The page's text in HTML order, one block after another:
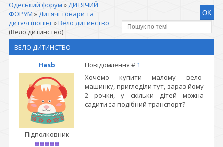
Одеський форум »ДИТЯЧИЙ
ФОРУМ »Дитячі товари та
дитячі шопінг»Вело дитинство
(Вело дитинство)
ВЕЛО ДИТИНСТВО
Hasb
Повідомлення # 1
Підполковник
Хочемо купити малому вело-
машинку, пригледіли тут, зараз йому
2 рочки, у скільки дітей можна
садити за подібний транспорт?